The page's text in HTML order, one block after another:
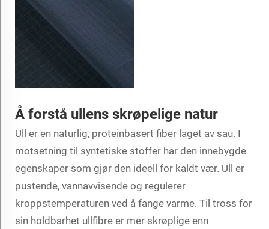
Å forstå ullens skrøpelige natur
Ull er en naturlig, proteinbasert fiber laget av sau. I
motsetning til syntetiske stoffer har den innebygde
egenskaper som gjør den ideell for kaldt vær. Ull er
pustende, vannavvisende og regulerer
kroppstemperaturen ved å fange varme. Til tross for
sin holdbarhet ullfibre er mer skrøplige enn